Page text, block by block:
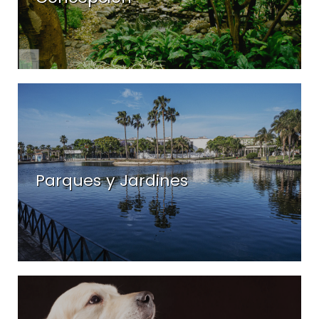
Histórico
La
Concepción
y
Jardines
-
Parques
y
Jardines
Parques y Jardines